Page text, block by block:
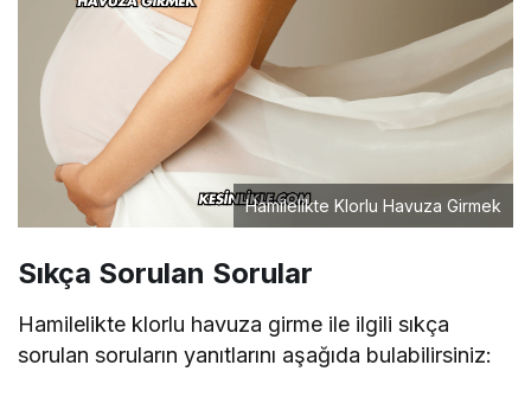
Hamilelikte Klorlu Havuza Girmek
Sıkça Sorulan Sorular
Hamilelikte klorlu havuza girme ile ilgili sıkça
sorulan soruların yanıtlarını aşağıda bulabilirsiniz: